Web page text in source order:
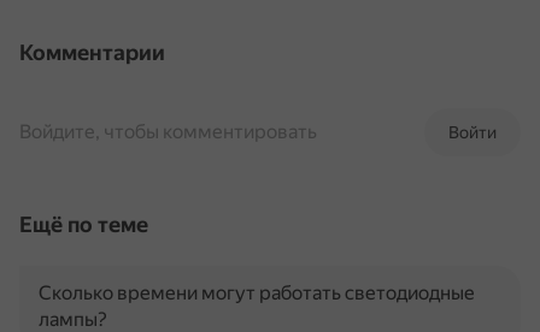
Комментарии
Войти
Войдите, чтобы комментировать
Ещё по теме
Сколько времени могут работать светодиодные
лампы?